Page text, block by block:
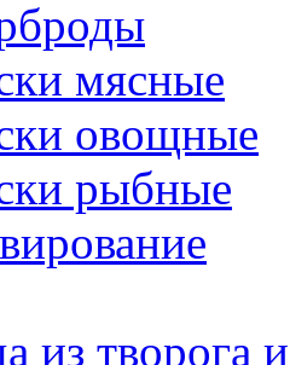
мясные
овощные
рыбные
из творога